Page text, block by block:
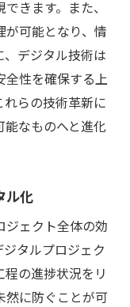
きます。また、
可能となり、情
デジタル技術は
性を確保する上
らの技術革新に
なものへと進化
ル化
ジェクト全体の効
タルプロジェク
の進捗状況をリ
然に防ぐことが可